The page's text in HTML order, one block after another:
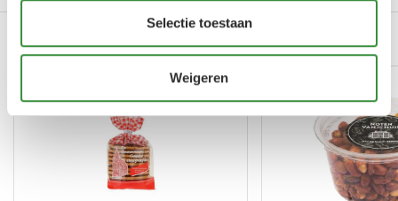
Selectie toestaan
Weigeren